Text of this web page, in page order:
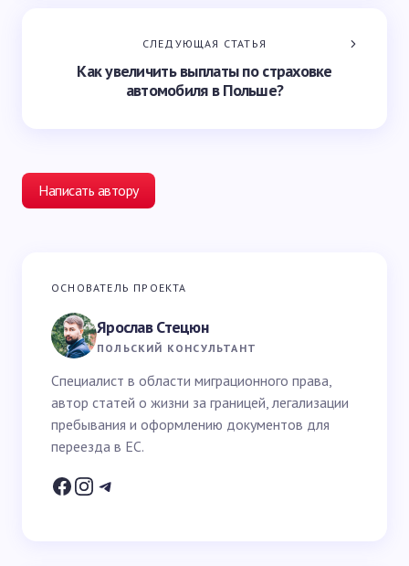
СЛЕДУЮЩАЯ СТАТЬЯ
Как увеличить выплаты по страховке
автомобиля в Польше?
Написать автору
Ваш адрес email не будет опубликован.
Ваш вопрос *
Ваше имя *
Email *
ОСНОВАТЕЛЬ ПРОЕКТА
Ярослав Стецюн
ПОЛЬСКИЙ КОНСУЛЬТАНТ
Специалист в области миграционного права,
автор статей о жизни за границей, легализации
пребывания и оформлению документов для
переезда в ЕС.